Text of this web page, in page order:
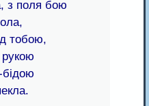
з поля бою
тобою,
бідою